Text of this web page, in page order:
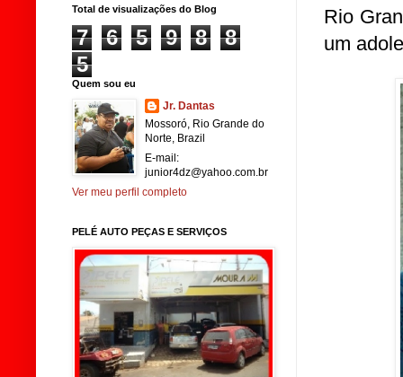
Rio
um
Total de visualizações do Blog
7 6 5 9 8
8
5
Quem sou eu
Jr. Dantas
Mossoró, Rio Grande do
Norte, Brazil
E-mail:
junior4dz@yahoo.com.br
Ver meu perfil completo
PELÉ AUTO PEÇAS E SERVIÇOS